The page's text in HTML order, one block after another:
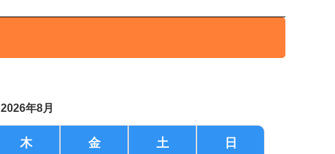
2026年8月
木 金 土 日